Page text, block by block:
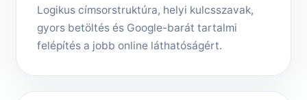
Logikus címsorstruktúra, helyi kulcsszavak,
gyors betöltés és Google-barát tartalmi
felépítés a jobb online láthatóságért.